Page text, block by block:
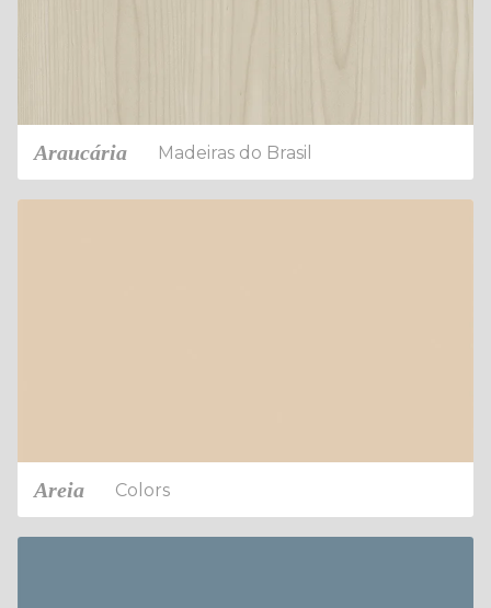
Araucária Madeiras do Brasil
Areia Colors